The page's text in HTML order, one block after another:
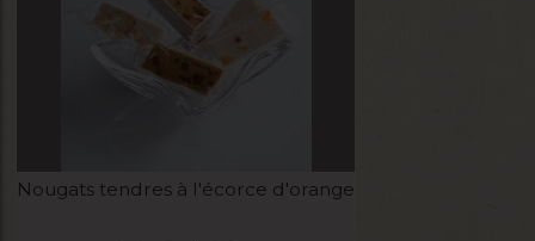
Nougats tendres à l'écorce d'orange